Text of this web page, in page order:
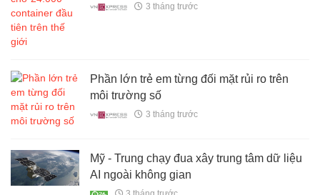
3 tháng trước
Phần lớn trẻ em từng đối mặt rủi ro trên
môi trường số
3 tháng trước
Mỹ - Trung chạy đua xây trung tâm dữ liệu
AI ngoài không gian